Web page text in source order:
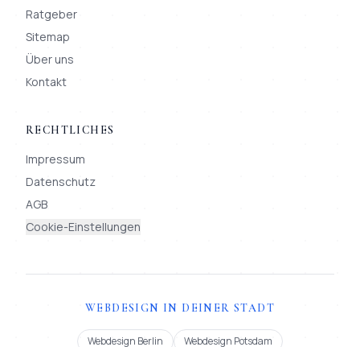
Ratgeber
Sitemap
Über uns
Kontakt
RECHTLICHES
Impressum
Datenschutz
AGB
Cookie-Einstellungen
WEBDESIGN IN DEINER STADT
Webdesign Berlin Webdesign Potsdam